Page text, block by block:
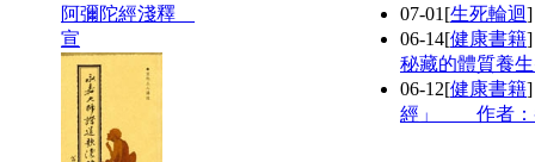
阿彌陀經淺釋
宣
07-01 [生死輪迴
06-14[健康書籍
秘藏的體質養
06-12[健康書籍
經」 作者：